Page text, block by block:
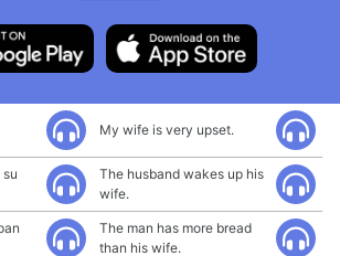
My wife is very upset.
The husband wakes up his
wife.
The man has more bread
than his wife.